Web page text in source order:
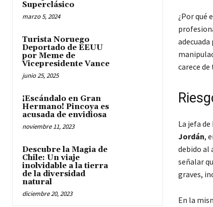
Superclásico
marzo 5, 2024
Turista Noruego
Deportado de EEUU
por Meme de
Vicepresidente Vance
junio 25, 2025
¡Escándalo en Gran
Hermano! Pincoya es
acusada de envidiosa
noviembre 11, 2023
Descubre la Magia de
Chile: Un viaje
inolvidable a la tierra
de la diversidad
natural
diciembre 20, 2023
¿Por qué
carece
La jefa
Jordán,
debido al
señalar
graves,
En la